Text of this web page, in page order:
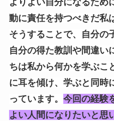
よりよい自分になるため
動に責任を持つべきだ私
そうすることで、自分の
自分の得た教訓や間違い
ちは私から何かを学ぶこ
に耳を傾け、学ぶと同時
っています。 今回の経験
よい人間になりたいと思